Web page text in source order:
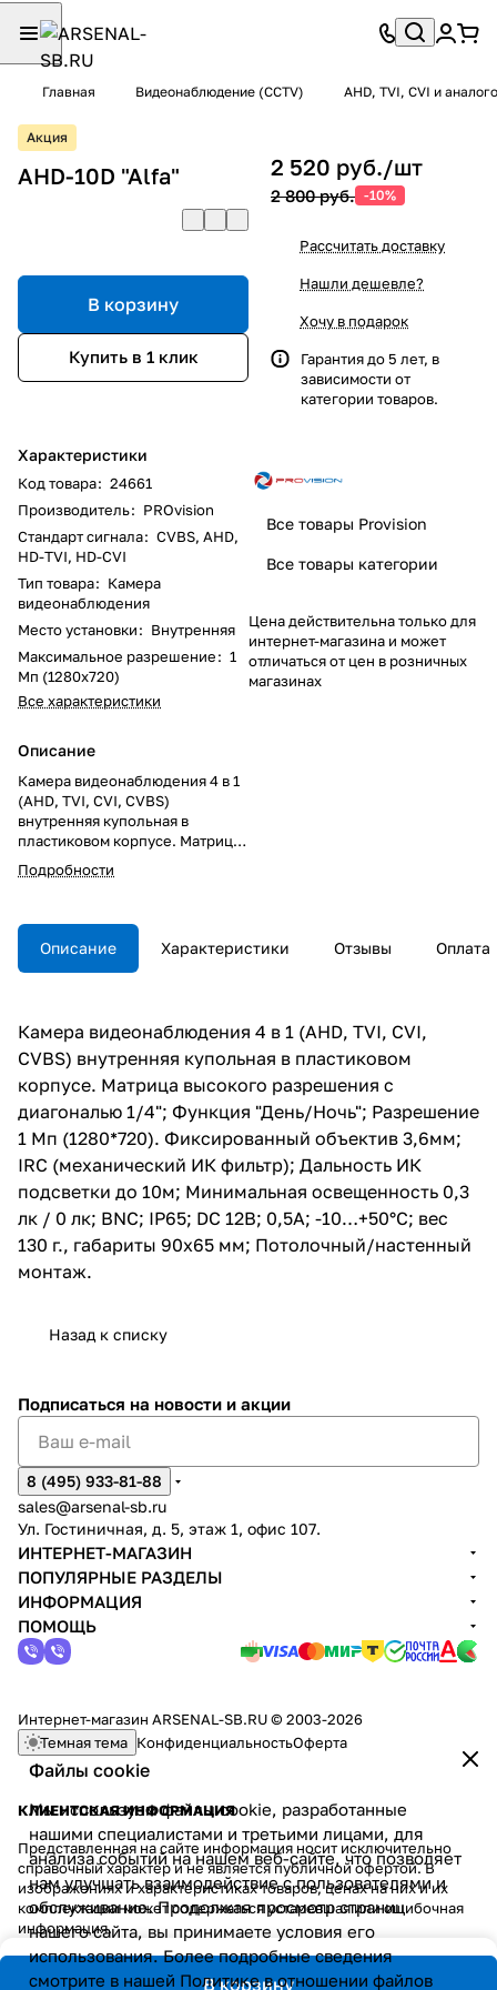
Главная Видеонаблюдение (CCTV) AHD, TVI, CVI и
Акция
AHD-10D "Alfa"
В корзину
Купить в 1 клик
Характеристики
Код товара: 24661
Производитель: PROvision
Стандарт сигнала: CVBS, AHD,
HD-TVI, HD-CVI
Тип товара: Камера
видеонаблюдения
Место установки: Внутренняя
Максимальное разрешение: 1
Мп (1280x720)
Все характеристики
Описание
Камера видеонаблюдения 4 в 1
(AHD, TVI, CVI, CVBS)
внутренняя купольная в
пластиковом корпусе. Матрица
высокого разрешения c
диагональю 1/4"; Функция
(1280*720). Фиксированный
объектив 3,6мм; IRC
(механический ИК фильтр);
0,5А; -10…+50°C; вес 130 г.,
габариты 90х65 мм;
Потолочный/настенный
монтаж.
Подробности
2 520 руб./шт
2 800 руб. -10%
Рассчитать доставку
Нашли дешевле?
Хочу в подарок
Гарантия до 5 лет, в
зависимости от
категории товаров.
Все товары Provision
Все товары категории
Цена действительна только для
интернет-магазина и может
отличаться от цен в розничных
магазинах
Описание Характеристики Отзывы Оплата
Камера видеонаблюдения 4 в 1 (AHD, TVI, CVI,
CVBS) внутренняя купольная в пластиковом
корпусе. Матрица высокого разрешения c
диагональю 1/4"; Функция "День/Ночь"; Разрешение
1 Мп (1280*720). Фиксированный объектив 3,6мм;
IRC (механический ИК фильтр); Дальность ИК
подсветки до 10м; Минимальная освещенность 0,3
лк / 0 лк; BNC; IP65; DC 12В; 0,5А; -10…+50°C; вес
130 г., габариты 90х65 мм; Потолочный/настенный
монтаж.
Назад к списку
В корзину
Файлы cookie
Мы используем файлы cookie, разработанные
нашими специалистами и третьими лицами, для
анализа событий на нашем веб-сайте, что позволяет
нам улучшать взаимодействие с пользователями и
обслуживание. Продолжая просмотр страниц
нашего сайта, вы принимаете условия его
использования. Более подробные сведения
смотрите в нашей Политике в отношении файлов
Подписаться на новости и акции
8 (495) 933-81-88
sales@arsenal-sb.ru
Ул. Гостиничная, д. 5, этаж 1, офис 107.
ИНТЕРНЕТ-МАГАЗИН
ПОПУЛЯРНЫЕ РАЗДЕЛЫ
ИНФОРМАЦИЯ
ПОМОЩЬ
Интернет-магазин ARSENAL-SB.RU © 2003-2026
Темная тема КонфиденциальностьОферта
КЛИЕНТСКАЯ ИНФОРМАЦИЯ
Представленная на сайте информация носит исключительно
справочный характер и не является публичной офертой. В
изображениях и характеристиках товаров, ценах на них и их
комплектации может содержаться устаревшая или ошибочная
информация.